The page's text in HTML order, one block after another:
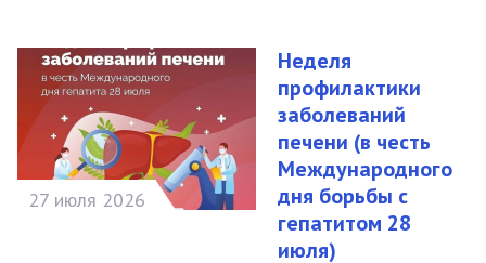
27 июля 2026
Неделя
профилактики
заболеваний
печени (в честь
Международного
дня борьбы с
гепатитом 28
июля)